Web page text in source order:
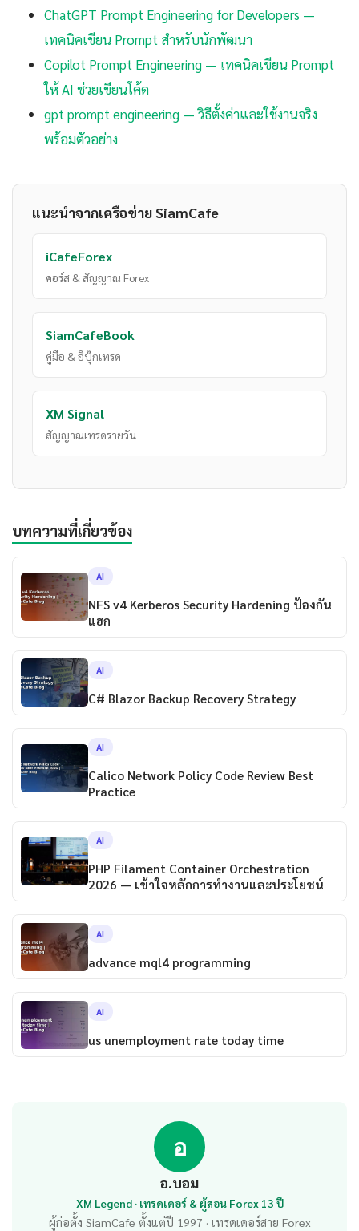
ChatGPT Prompt Engineering for Developers —
เทคนิคเขียน Prompt สำหรับนักพัฒนา
Copilot Prompt Engineering — เทคนิคเขียน Prompt
ให้ AI ช่วยเขียนโค้ด
gpt prompt engineering — วิธีตั้งค่าและใช้งานจริง
พร้อมตัวอย่าง
แนะนำจากเครือข่าย SiamCafe
iCafeForex
คอร์ส & สัญญาณ Forex
SiamCafeBook
คู่มือ & อีบุ๊กเทรด
XM Signal
สัญญาณเทรดรายวัน
บทความที่เกี่ยวข้อง
AI
NFS v4 Kerberos Security Hardening ป้องกัน
แฮก
AI
C# Blazor Backup Recovery Strategy
AI
Calico Network Policy Code Review Best
Practice
AI
PHP Filament Container Orchestration
2026 — เข้าใจหลักการทำงานและประโยชน์
AI
advance mql4 programming
AI
us unemployment rate today time
อ
อ.บอม
XM Legend · เทรดเดอร์ & ผู้สอน Forex 13 ปี
ผู้ก่อตั้ง SiamCafe ตั้งแต่ปี 1997 · เทรดเดอร์สาย Forex